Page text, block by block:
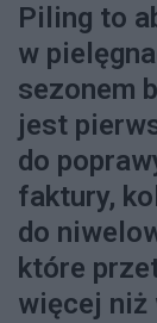
Piling to
w
sezonem
jest
do
faktury,
do
które
więcej niż